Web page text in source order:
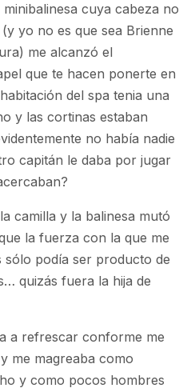
cuya cabeza no
yo no es que sea Brienne
me alcanzó el
que te hacen ponerte en
del spa tenia una
y las cortinas estaban
no había nadie
capitán le daba por jugar
camilla y la balinesa mutó
la fuerza con la que me
sólo podía ser producto de
quizás fuera la hija de
a refrescar conforme me
me magreaba como
y como pocos hombres